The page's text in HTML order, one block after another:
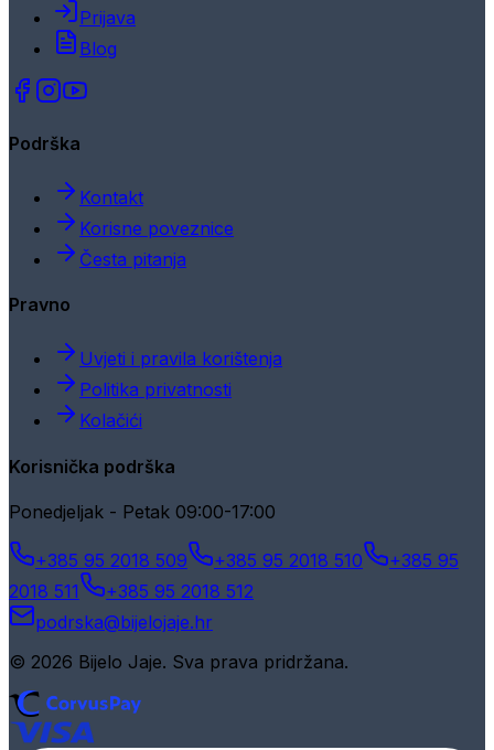
Prijava
Blog
Podrška
Kontakt
Korisne poveznice
Česta pitanja
Pravno
Uvjeti i pravila korištenja
Politika privatnosti
Kolačići
Korisnička podrška
Ponedjeljak - Petak 09:00-17:00
+385 95 2018 509 +385 95 2018 510
+385 95
2018 511
+385 95 2018 512
podrska@bijelojaje.hr
© 2026 Bijelo Jaje. Sva prava pridržana.